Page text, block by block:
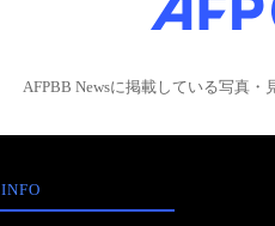
AFPBB Newsに掲載している写真
INFO